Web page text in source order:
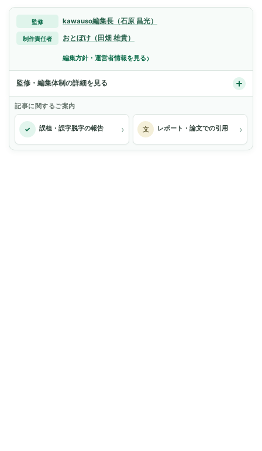
監修 kawauso編集長（石原 昌光）
制作責任者 おとぼけ（田畑 雄貴）
編集方針・運営者情報を見る›
監修・編集体制の詳細を見る
記事に関するご案内
✓ 誤植・誤字脱字の報告 › 文 レポート・論文での引用 ›